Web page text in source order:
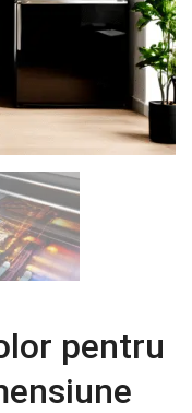
pentru